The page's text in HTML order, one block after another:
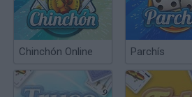
Chinchón Online Parchís